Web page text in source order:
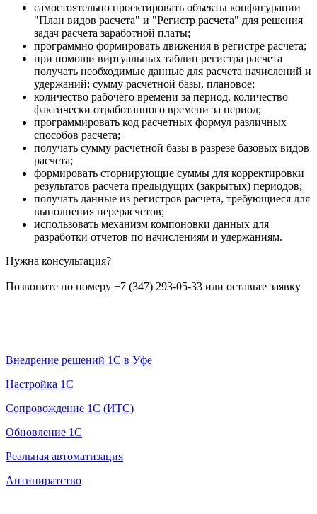
самостоятельно проектировать объекты конфигурации
"План видов расчета" и "Регистр расчета" для решения
задач расчета заработной платы;
программно формировать движения в регистре расчета;
при помощи виртуальных таблиц регистра расчета
получать необходимые данные для расчета начислений и
удержаний: сумму расчетной базы, плановое;
количество рабочего времени за период, количество
фактически отработанного времени за период;
программировать код расчетных формул различных
способов расчета;
получать сумму расчетной базы в разрезе базовых видов
расчета;
формировать сторнирующие суммы для корректировки
результатов расчета предыдущих (закрытых) периодов;
получать данные из регистров расчета, требующиеся для
выполнения перерасчетов;
использовать механизм компоновки данных для
разработки отчетов по начислениям и удержаниям.
Нужна консультация?
Позвоните по номеру +7 (347) 293-05-33 или оставьте заявку
Внедрение решений 1С в Уфе
Настройка 1С
Сопровождение 1С (ИТС)
Обновление 1С
Реальная автоматизация
Антипиратство